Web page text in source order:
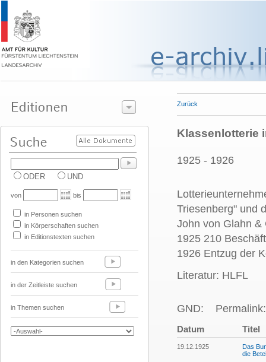
ODER UND
von bis
in Personen suchen
in Körperschaften suchen
in Editionstexten suchen
in den Kategorien suchen
in der Zeitleiste suchen
in Themen suchen
Zurück
Klassenlotterie
1925 - 1926
Triesenberg" und
John von Glahn &
1925 210
1926 Entzug der
Literatur: HLFL
GND:
Datum Titel
19.12.1925
Das
die